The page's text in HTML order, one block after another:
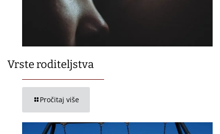
Vrste roditeljstva
Pročitaj više